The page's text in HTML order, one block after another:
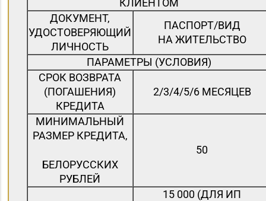
КЛИЕНТОМ
ДОКУМЕНТ,
УДОСТОВЕРЯЮЩИЙ
ЛИЧНОСТЬ
ПАСПОРТ/ВИД
НА ЖИТЕЛЬСТВО
ПАРАМЕТРЫ (УСЛОВИЯ)
СРОК ВОЗВРАТА
(ПОГАШЕНИЯ)
КРЕДИТА
2/3/4/5/6 МЕСЯЦЕВ
МИНИМАЛЬНЫЙ
РАЗМЕР КРЕДИТА,
БЕЛОРУССКИХ
РУБЛЕЙ
50
15 000 (ДЛЯ ИП